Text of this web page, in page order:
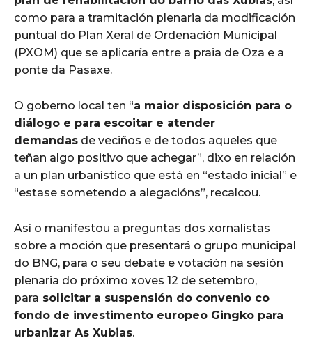
como para a tramitación plenaria da modificación
puntual do Plan Xeral de Ordenación Municipal
(PXOM) que se aplicaría entre a praia de Oza e a
ponte da Pasaxe.
O goberno local ten “a maior disposición para o
diálogo e para escoitar e atender
demandas de veciños e de todos aqueles que
teñan algo positivo que achegar”, dixo en relación
a un plan urbanístico que está en “estado inicial” e
“estase sometendo a alegacións”, recalcou.
Así o manifestou a preguntas dos xornalistas
sobre a moción que presentará o grupo municipal
do BNG, para o seu debate e votación na sesión
plenaria do próximo xoves 12 de setembro,
para solicitar a suspensión do convenio co
fondo de investimento europeo Gingko para
urbanizar As Xubias.